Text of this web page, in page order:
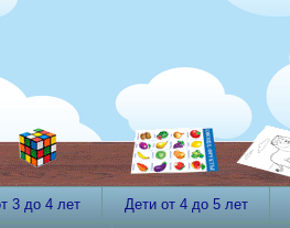
3 до 4 лет Дети от 4 до 5 лет